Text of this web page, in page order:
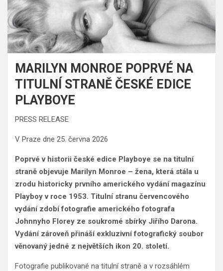
MARILYN MONROE POPRVÉ NA
TITULNÍ STRANĚ ČESKÉ EDICE
PLAYBOYE
PRESS RELEASE
V Praze dne 25. června 2026
Poprvé v historii české edice Playboye se na titulní
straně objevuje Marilyn Monroe – žena, která stála u
zrodu historicky prvního amerického vydání magazínu
Playboy v roce 1953. Titulní stranu červencového
vydání zdobí fotografie amerického fotografa
Johnnyho Florey ze soukromé sbírky Jiřího Darona.
Vydání zároveň přináší exkluzivní fotografický soubor
věnovaný jedné z největších ikon 20. století.
Fotografie publikované na titulní straně a v rozsáhlém